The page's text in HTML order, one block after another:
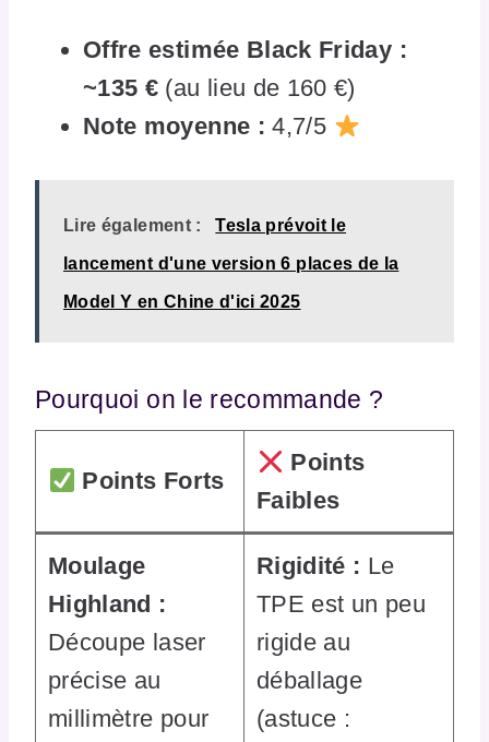
Offre estimée Black Friday :
~135 € (au lieu de 160 €)
Note moyenne : 4,7/5
Lire également : Tesla prévoit le
lancement d'une version 6 places de la
Model Y en Chine d'ici 2025
Pourquoi on le recommande ?
Points Forts
Points
Faibles
Moulage
Highland :
Découpe laser
précise au
millimètre pour
Rigidité : Le
TPE est un peu
rigide au
déballage
(astuce :